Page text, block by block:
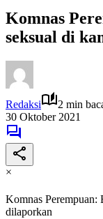
Komnas
seksual di
Redaksi
2 min
30 Oktober 2021
×
Komnas Perempuan:
dilaporkan